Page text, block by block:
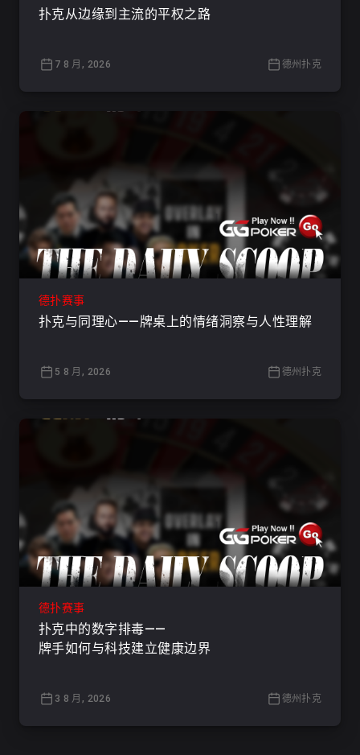
扑克从边缘到主流的平权之路
7 8 月, 2026 德州扑克
德扑赛事
扑克与同理心——牌桌上的情绪洞察与人性理解
5 8 月, 2026 德州扑克
德扑赛事
扑克中的数字排毒——
牌手如何与科技建立健康边界
3 8 月, 2026 德州扑克